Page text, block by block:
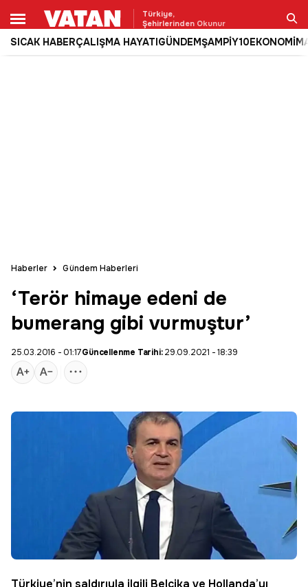
Türkiye,
Şehirlerinden Okunur
SICAK HABERÇALIŞMA HAYATIGÜNDEMŞAMPİY10EKONOMİ
Ara
Haberler Gündem Haberleri
‘Terör himaye edeni de
bumerang gibi vurmuştur’
25.03.2016 - 01:17Güncellenme Tarihi:29.09.2021 - 18:39
Türkiye’nin saldırıyla ilgili Belçika ve Hollanda’yı